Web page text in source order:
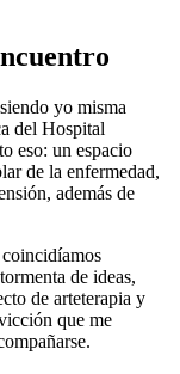
yo misma
del Hospital
eso: un espacio
de la enfermedad,
además de
de ideas,
de arteterapia y
que me